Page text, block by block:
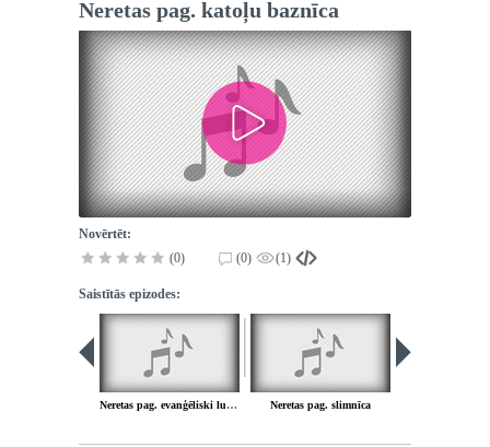
Neretas pag. katoļu baznīca
Novērtēt:
(0)
(0) (1)
Saistītās epizodes:
Neretas pag. evanģēliski luteriskā draudze Neretas pag. slimnīca